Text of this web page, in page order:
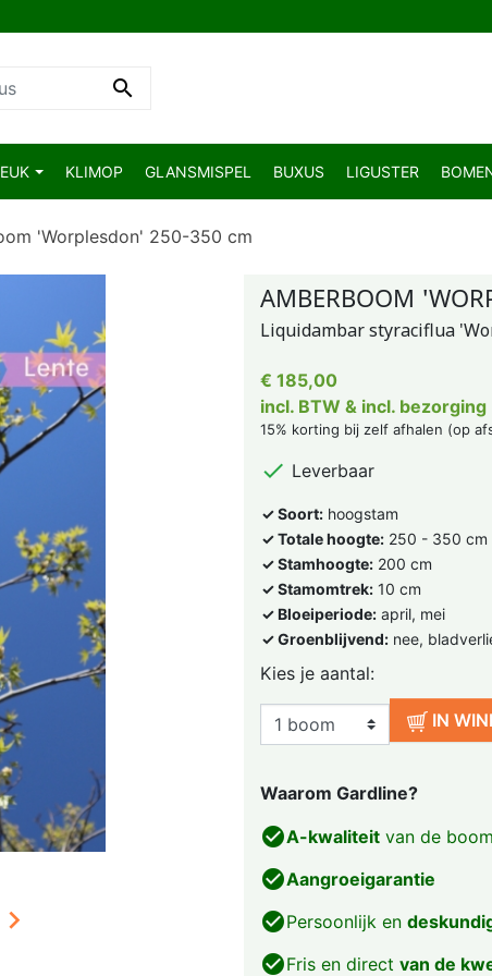

KLIMOP GLANSMISPEL BUXUS LIGUSTER
'Worplesdon' 250-350 cm
AMBERBOOM
Liquidambar styraciflua
€ 185,00
incl. BTW & incl. bezorging
15% korting bij zelf afhalen (op
 Leverbaar
✓ Soort:hoogstam
✓ Totale hoogte:250 - 350 cm
✓ Stamhoogte:200 cm
✓ Stamomtrek:10 cm
✓ Bloeiperiode:april, mei
✓ Groenblijvend:nee,
Kies je aantal:
IN
Waarom Gardline?
check_circleA-kwaliteitvan de
check_circleAangroeigarantie
check_circlePersoonlijk en
check_circleFris en direct van de